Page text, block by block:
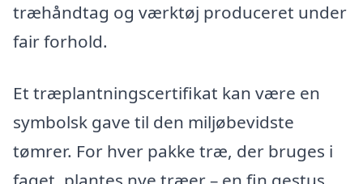
træhåndtag og værktøj produceret under
fair forhold.
Et træplantningscertifikat kan være en
symbolsk gave til den miljøbevidste
tømrer. For hver pakke træ, der bruges i